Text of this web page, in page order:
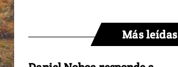
Más leídas